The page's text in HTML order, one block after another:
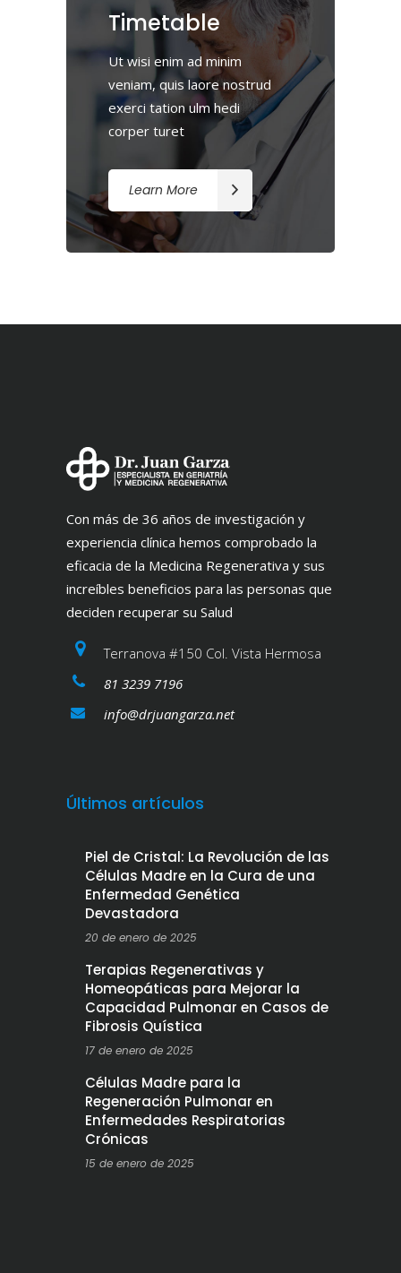
Timetable
Ut wisi enim ad minim
veniam, quis laore nostrud
exerci tation ulm hedi
corper turet
Learn More
Con más de 36 años de investigación y
experiencia clínica hemos comprobado la
eficacia de la Medicina Regenerativa y sus
increíbles beneficios para las personas que
deciden recuperar su Salud
Terranova #150 Col. Vista Hermosa
81 3239 7196
info@drjuangarza.net
Últimos artículos
Piel de Cristal: La Revolución de las
Células Madre en la Cura de una
Enfermedad Genética
Devastadora
20 de enero de 2025
Terapias Regenerativas y
Homeopáticas para Mejorar la
Capacidad Pulmonar en Casos de
Fibrosis Quística
17 de enero de 2025
Células Madre para la
Regeneración Pulmonar en
Enfermedades Respiratorias
Crónicas
15 de enero de 2025